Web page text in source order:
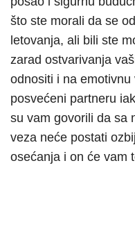
što ste morali da se
letovanja, ali bili ste
zarad ostvarivanja
odnositi i na
posvećeni partneru
su vam govorili da sa
veza neće postati
osećanja i on će vam